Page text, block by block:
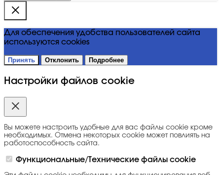
Для обеспечения удобства пользователей сайта
используются cookies
Принять Отклонить Подробнее
Настройки файлов cookie
Вы можете настроить удобные для вас файлы cookie кроме
необходимых. Отмена некоторых cookie может повлиять на
работоспособность сайта.
Функциональные/Технические файлы cookie